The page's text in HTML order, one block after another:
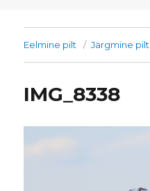
Eelmine pilt Järgmine pilt
IMG_8338